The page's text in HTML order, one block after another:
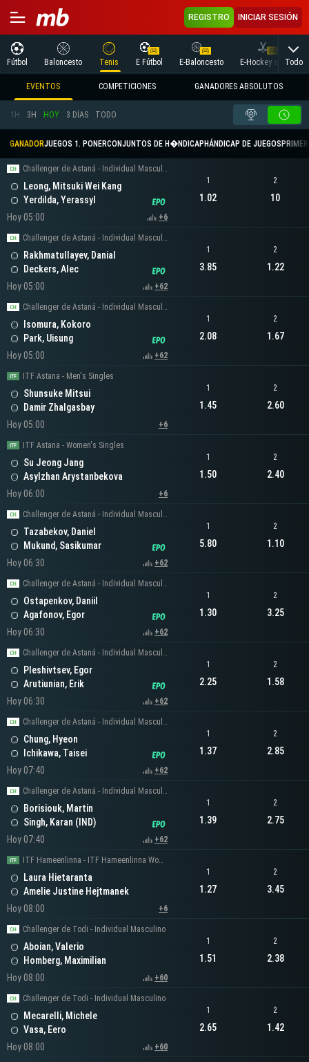
REGISTRO INICIAR SESIÓN
Fútbol Baloncesto Tenis E Fútbol E-Baloncesto E-Hockey sobre hielo
Todo
EVENTOS COMPETICIONES GANADORES ABSOLUTOS
1H 3H HOY 3 DÍAS TODO
GANADORJUEGOS 1. PONERCONJUNTOS DE H�NDICAP HÁNDICAP DE JUEGOS
Challenger de Astaná - Individual Masculino
Leong, Mitsuki Wei Kang
Yerdilda, Yerassyl
Hoy 05:00
+6
1
1.02
2
10
Challenger de Astaná - Individual Masculino
Rakhmatullayev, Danial
Deckers, Alec
Hoy 05:00
+62
1
3.85
2
1.22
Challenger de Astaná - Individual Masculino
Isomura, Kokoro
Park, Uisung
Hoy 05:00
+62
1
2.08
2
1.67
ITF Astana - Men's Singles
Shunsuke Mitsui
Damir Zhalgasbay
Hoy 05:00
+6
1
1.45
2
2.60
ITF Astana - Women's Singles
Su Jeong Jang
Asylzhan Arystanbekova
Hoy 06:00
+6
1
1.50
2
2.40
Challenger de Astaná - Individual Masculino
Tazabekov, Daniel
Mukund, Sasikumar
Hoy 06:30
+62
1
5.80
2
1.10
Challenger de Astaná - Individual Masculino
Ostapenkov, Daniil
Agafonov, Egor
Hoy 06:30
+62
1
1.30
2
3.25
Challenger de Astaná - Individual Masculino
Pleshivtsev, Egor
Arutiunian, Erik
Hoy 06:30
+62
1
2.25
2
1.58
Challenger de Astaná - Individual Masculino
Chung, Hyeon
Ichikawa, Taisei
Hoy 07:40
+62
1
1.37
2
2.85
Challenger de Astaná - Individual Masculino
Borisiouk, Martin
Singh, Karan (IND)
Hoy 07:40
+62
1
1.39
2
2.75
ITF Hameenlinna - ITF Hameenlinna Women's Singles
Laura Hietaranta
Amelie Justine Hejtmanek
Hoy 08:00
+6
1
1.27
2
3.45
Challenger de Todi - Individual Masculino
Aboian, Valerio
Homberg, Maximilian
Hoy 08:00
+60
1
1.51
2
2.38
Challenger de Todi - Individual Masculino
Mecarelli, Michele
Vasa, Eero
Hoy 08:00
+60
1
2.65
2
1.42